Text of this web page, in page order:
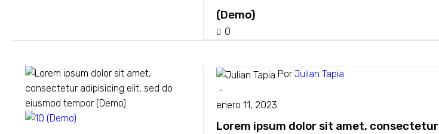
(Demo)
0
PorJulian Tapia
-
enero 11, 2023
Lorem ipsum dolor sit amet, consectetur